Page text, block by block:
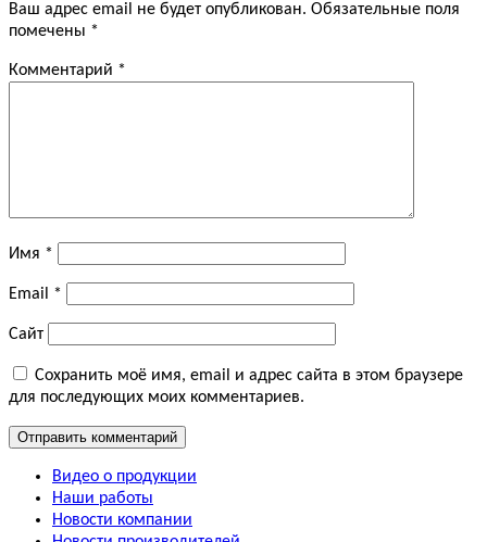
Ваш адрес email не будет опубликован. Обязательные поля
помечены *
Комментарий *
Имя *
Email *
Сайт
Сохранить моё имя, email и адрес сайта в этом браузере
для последующих моих комментариев.
Видео о продукции
Наши работы
Новости компании